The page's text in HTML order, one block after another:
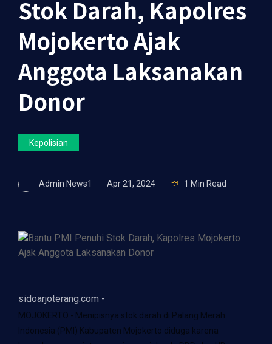
Stok Darah, Kapolres
Mojokerto Ajak
Anggota Laksanakan
Donor
Kepolisian
Admin News1 Apr 21, 2024 1 Min Read
sidoarjoterang.com -
MOJOKERTO - Menipisnya stok darah di Palang Merah
Indonesia (PMI) Kabupaten Mojokerto diduga karena